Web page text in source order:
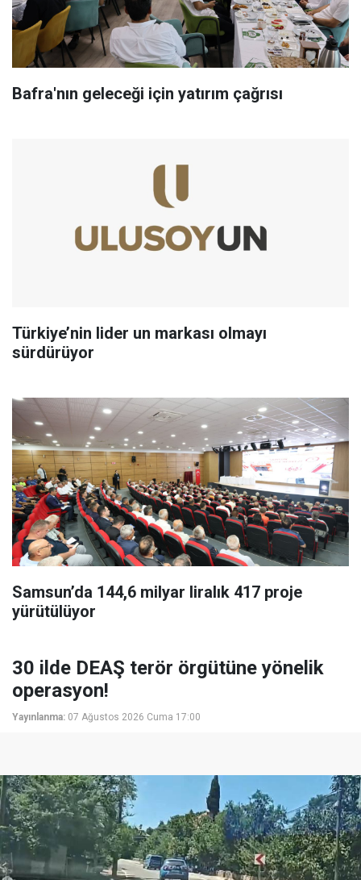
Bafra'nın geleceği için yatırım çağrısı
Türkiye’nin lider un markası olmayı
sürdürüyor
Samsun’da 144,6 milyar liralık 417 proje
yürütülüyor
30 ilde DEAŞ terör örgütüne yönelik
operasyon!
Yayınlanma: 07 Ağustos 2026 Cuma 17:00